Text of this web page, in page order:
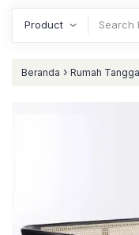
Beranda › Rumah Tangga